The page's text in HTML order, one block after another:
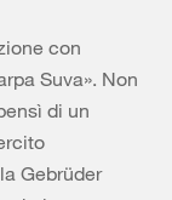
con
Suva». Non
di un
Gebrüder